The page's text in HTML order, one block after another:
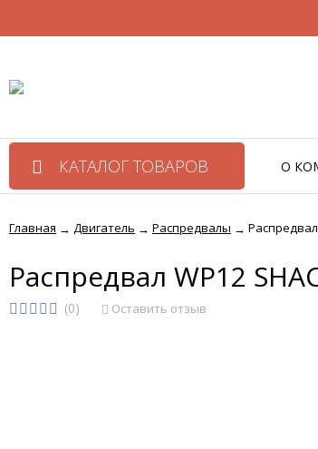
КАТАЛОГ ТОВАРОВ О
Главная → Двигатель → Распредвалы → Распредвал
Распредвал WP12
(0) Оставить отзыв